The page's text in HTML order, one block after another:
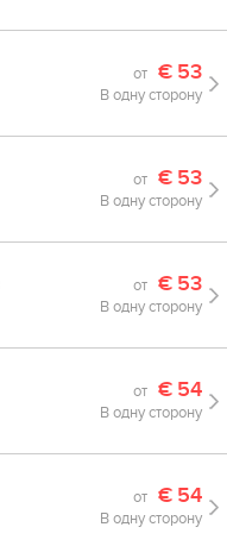
от € 53
В одну сторону
от € 53
В одну сторону
от € 53
В одну сторону
от € 54
В одну сторону
от € 54
В одну сторону